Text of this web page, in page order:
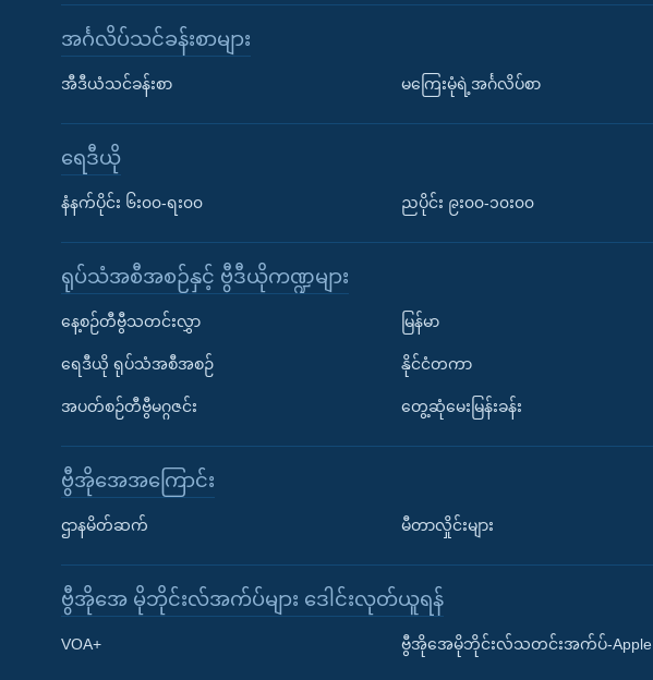
Learning English
အင်္ဂလိပ်သင်ခန်းစာများ
အီဒီယံသင်ခန်းစာ မကြေးမုံရဲ့အင်္ဂလိပ်စာ
ရေဒီယို
နံနက်ပိုင်း ၆း၀၀-ရး၀၀ ညပိုင်း ၉း၀၀-၁၀း၀၀
ရုပ်သံအစီအစဉ်နှင့် ဗွီဒီယိုကဏ္ဍများ
နေ့စဉ်တီဗွီသတင်းလွှာ
ရေဒီယို ရုပ်သံအစီအစဉ်
အပတ်စဉ်တီဗွီမဂ္ဂဇင်း
မြန်မာ
နိုင်ငံတကာ
တွေ့ဆုံမေးမြန်းခန်း
ဗွီအိုအေအကြောင်း
ဌာနမိတ်ဆက် မီတာလှိုင်းများ
ဗွီအိုအေ မိုဘိုင်းလ်အက်ပ်များ ဒေါင်းလုတ်ယူရန်
VOA+ ဗွီအိုအေမိုဘိုင်းလ်သတင်းအက်ပ်-Apple